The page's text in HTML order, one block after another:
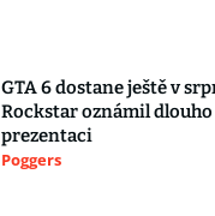
GTA 6 dostane ještě v
Rockstar oznámil
prezentaci
Poggers